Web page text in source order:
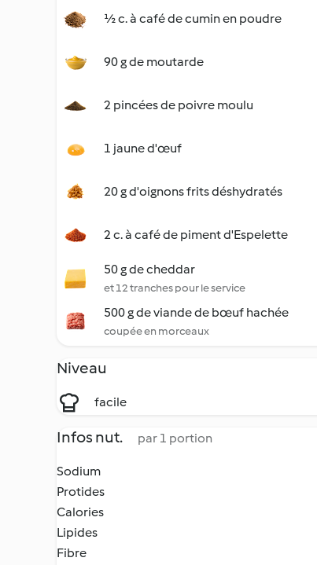
½ c. à café de cumin en poudre
90 g de moutarde
2 pincées de poivre moulu
1 jaune d'œuf
20 g d'oignons frits déshydratés
2 c. à café de piment d'Espelette
50 g de cheddar
et 12 tranches pour le service
500 g de viande de bœuf hachée
coupée en morceaux
Niveau
facile
Infos nut. par 1 portion
Sodium
Protides
Calories
Lipides
Fibre